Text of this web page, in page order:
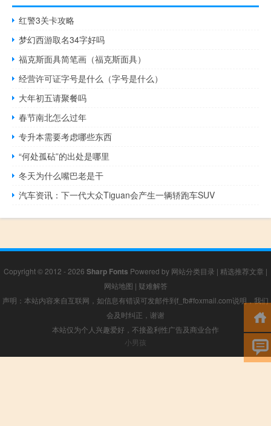
红警3关卡攻略
梦幻西游取名34字好吗
福克斯面具简笔画（福克斯面具）
经营许可证字号是什么（字号是什么）
大年初五请聚餐吗
春节南北怎么过年
专升本需要考虑哪些东西
“何处孤砧”的出处是哪里
冬天为什么嘴巴老是干
汽车资讯：下一代大众Tiguan会产生一辆轿跑车SUV
Copyright © 2012 - 2026 Sharp Fonts Powered by 网站分类目录 | 精选推荐文章 |
网站地图 | 疑难解答
声明：本站内容来自互联网，如信息有错误可发邮件到f_fb#foxmail.com说明，我们
会及时纠正，谢谢
本站仅为个人兴趣爱好，不接盈利性广告及商业合作
小男孩